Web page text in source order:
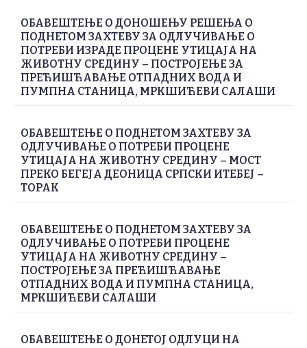
ОБАВЕШТЕЊЕ О ДОНОШЕЊУ РЕШЕЊА О
ПОДНЕТОМ ЗАХТЕВУ ЗА ОДЛУЧИВАЊЕ О
ПОТРЕБИ ИЗРАДЕ ПРОЦЕНЕ УТИЦАЈА НА
ЖИВОТНУ СРЕДИНУ – ПОСТРОЈЕЊЕ ЗА
ПРЕЋИШЋАВАЊЕ ОТПАДНИХ ВОДА И
ПУМПНА СТАНИЦА, МРКШИЋЕВИ САЛАШИ
ОБАВЕШТЕЊЕ О ПОДНЕТОМ ЗАХТЕВУ ЗА
ОДЛУЧИВАЊЕ О ПОТРЕБИ ПРОЦЕНЕ
УТИЦАЈА НА ЖИВОТНУ СРЕДИНУ – МОСТ
ПРЕКО БЕГЕЈА ДЕОНИЦА СРПСКИ ИТЕБЕЈ –
ТОРАК
ОБАВЕШТЕЊЕ О ПОДНЕТОМ ЗАХТЕВУ ЗА
ОДЛУЧИВАЊЕ О ПОТРЕБИ ПРОЦЕНЕ
УТИЦАЈА НА ЖИВОТНУ СРЕДИНУ –
ПОСТРОЈЕЊЕ ЗА ПРЕЋИШЋАВАЊЕ
ОТПАДНИХ ВОДА И ПУМПНА СТАНИЦА,
МРКШИЋЕВИ САЛАШИ
ОБАВЕШТЕЊЕ О ДОНЕТОЈ ОДЛУЦИ НА